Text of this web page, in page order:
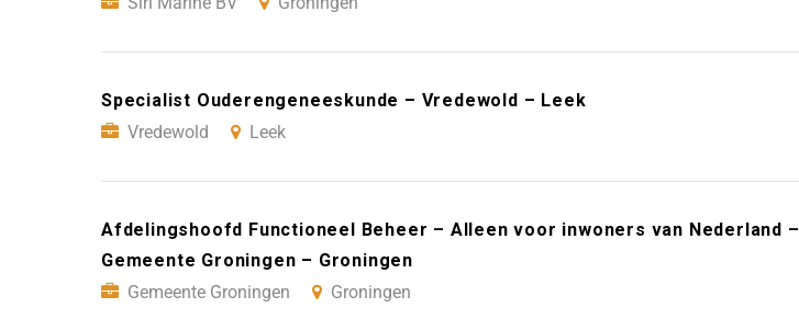
Specialist Ouderengeneeskunde – Vredewold – Leek
Vredewold
Leek
Afdelingshoofd Functioneel Beheer – Alleen voor inwoners van Nederland –
Gemeente Groningen – Groningen
Gemeente Groningen
Groningen